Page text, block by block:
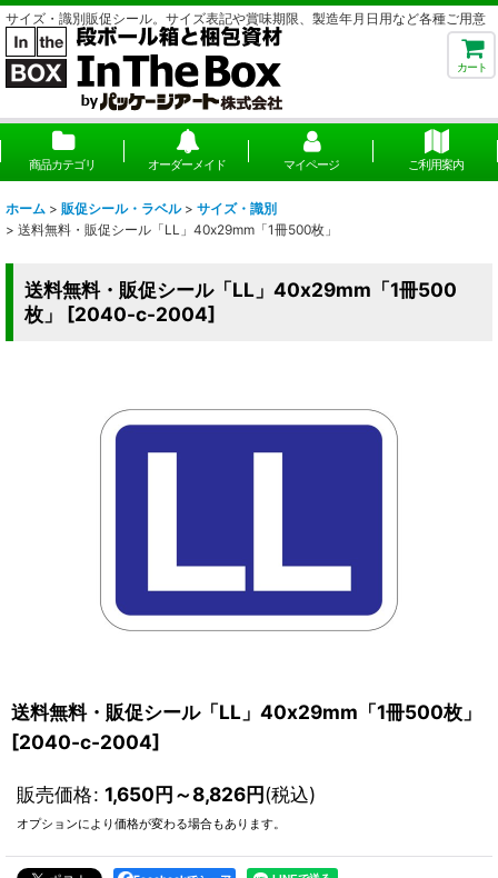
サイズ・識別販促シール。サイズ表記や賞味期限、製造年月日用など各種ご用意
カート
商品カテゴリ オーダーメイド マイページ ご利用案内
ホーム > 販促シール・ラベル > サイズ・識別
> 送料無料・販促シール「LL」40x29mm「1冊500枚」
送料無料・販促シール「LL」40x29mm「1冊500
枚」
[2040-c-2004]
送料無料・販促シール「LL」40x29mm「1冊500枚」
[2040-c-2004]
販売価格: 1,650円～8,826円(税込)
オプションにより価格が変わる場合もあります。